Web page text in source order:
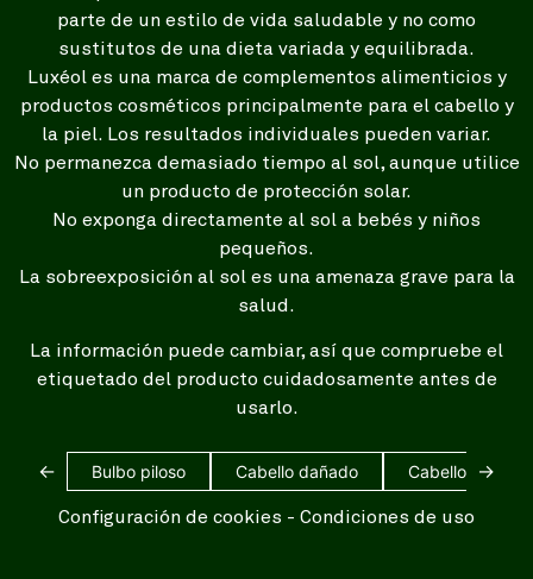
parte de un estilo de vida saludable y no como
sustitutos de una dieta variada y equilibrada.
Luxéol es una marca de complementos alimenticios y
productos cosméticos principalmente para el cabello y
la piel. Los resultados individuales pueden variar.
No permanezca demasiado tiempo al sol, aunque utilice
un producto de protección solar.
No exponga directamente al sol a bebés y niños
pequeños.
La sobreexposición al sol es una amenaza grave para la
salud.
La información puede cambiar, así que compruebe el
etiquetado del producto cuidadosamente antes de
usarlo.
← Bulbo piloso Cabello dañado Cabello blanco
→
Configuración de cookies - Condiciones de uso